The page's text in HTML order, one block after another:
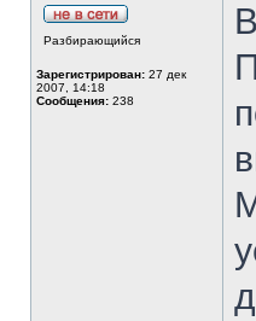
Разбирающийся
Зарегистрирован: 27 дек
2007, 14:18
Сообщения: 238